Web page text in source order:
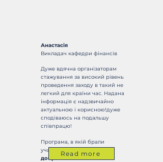
Анастасія
Викладач кафедри фінансів
Дуже вдячна організаторам
стажування за високий рівень
проведення заходу в такий не
легкий для країни час. Надана
інформація є надзвичайно
актуальною і корисною!дуже
сподіваюсь на подальшу
співпрацю!
Програма, в якій брали
участь:Академічна
доброчесність
Read more